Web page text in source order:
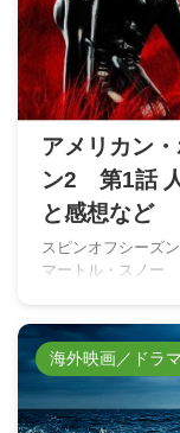
アメリカン
ン2 第1話
と感想など
スピンオフシーズ
マートル・スノー
海外映画／ドラマ